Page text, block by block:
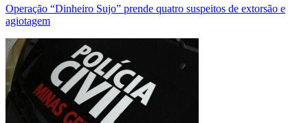
Operação “Dinheiro Sujo” prende quatro suspeitos de extorsão e
agiotagem